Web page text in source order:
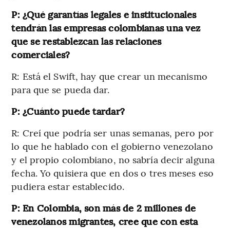
P: ¿Qué garantías legales e institucionales
tendrán las empresas colombianas una vez
que se restablezcan las relaciones
comerciales?
R: Está el Swift, hay que crear un mecanismo
para que se pueda dar.
P: ¿Cuánto puede tardar?
R: Creí que podría ser unas semanas, pero por
lo que he hablado con el gobierno venezolano
y el propio colombiano, no sabría decir alguna
fecha. Yo quisiera que en dos o tres meses eso
pudiera estar establecido.
P: En Colombia, son más de 2 millones de
venezolanos migrantes, cree que con esta